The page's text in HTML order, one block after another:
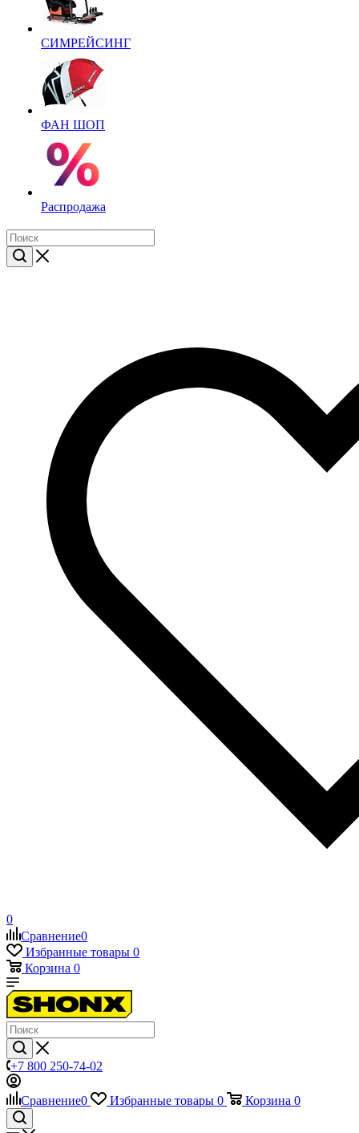
СИМРЕЙСИНГ
ФАН ШОП
Распродажа
0
Сравнение0
Избранные товары 0
Корзина 0
+7 800 250-74-02
Сравнение0 Избранные товары 0 Корзина 0